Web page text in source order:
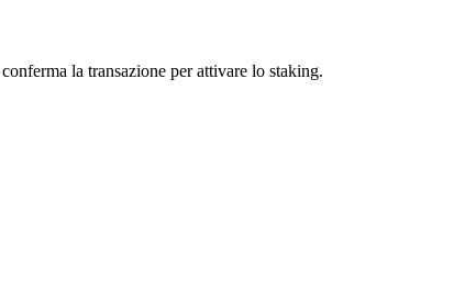
la transazione per attivare lo staking.